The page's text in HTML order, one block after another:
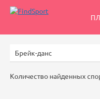
Количество найденных